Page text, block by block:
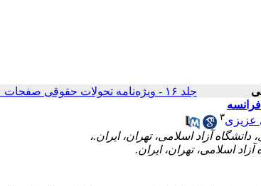
جلد ۱۶ - ویژه‌نامه تحولات حقوقی صفحات ۱۷۰-۱۵۱
عزیزی۳